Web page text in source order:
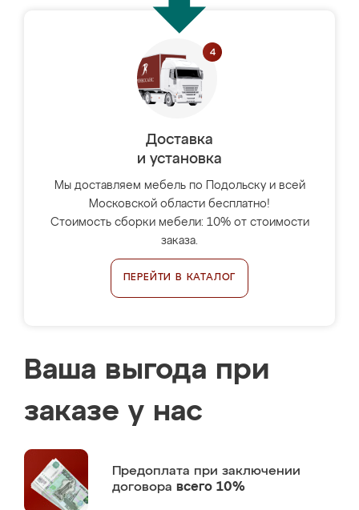
Доставка
и установка
Мы доставляем мебель по Подольску и всей
Московской области бесплатно!
Стоимость сборки мебели: 10% от стоимости
заказа.
ПЕРЕЙТИ В КАТАЛОГ
Ваша выгода при
заказе у нас
Предоплата при заключении
договора всего 10%